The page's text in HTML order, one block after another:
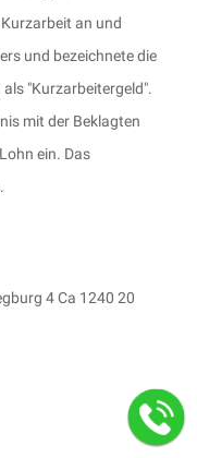
an und
und bezeichnete die
"Kurzarbeitergeld".
mit der Beklagten
ein. Das
4 Ca 1240 20